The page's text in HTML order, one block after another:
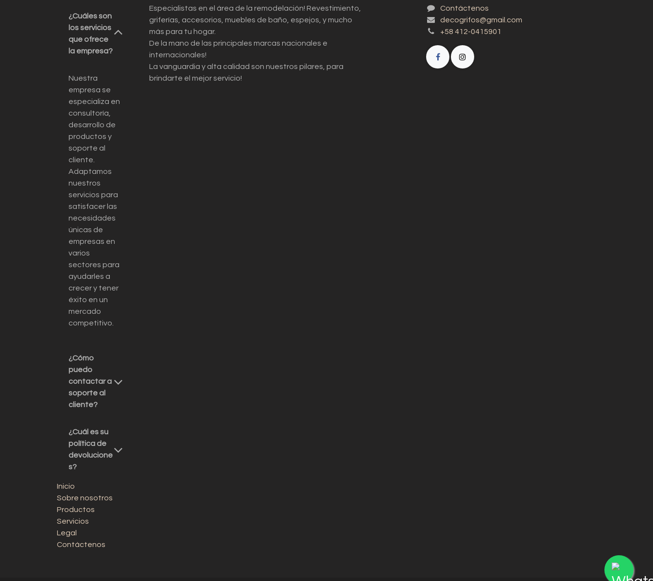
¿Cuáles son
los servicios
que ofrece
la empresa?
Nuestra
empresa se
especializa en
consultoría,
desarrollo de
productos y
soporte al
cliente.
Adaptamos
nuestros
servicios para
satisfacer las
necesidades
únicas de
empresas en
varios
sectores para
ayudarles a
crecer y tener
éxito en un
mercado
competitivo.
¿Cómo
puedo
contactar a
soporte al
cliente?
¿Cuál es su
política de
devolucione
s?
Inicio
Sobre nosotros
Productos
Servicios
Legal
Contáctenos
Especialistas en el área de la remodelación! Revestimiento,
griferías, accesorios, muebles de baño, espejos, y mucho
más para tu hogar.
De la mano de las principales marcas nacionales e
internacionales!
La vanguardia y alta calidad son nuestros pilares, para
brindarte el mejor servicio!
Contáctenos
decogrifos@gmail.com
+58 412-0415901